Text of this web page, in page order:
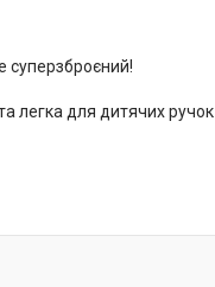
суперзброєний!
легка для дитячих ручок